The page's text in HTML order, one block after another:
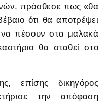
πρόσθεσε πως «θα
ότι θα αποτρέψει
να πέσουν στα μαλακά
θα σταθεί στο
επίσης δικηγόρος
την απόφαση